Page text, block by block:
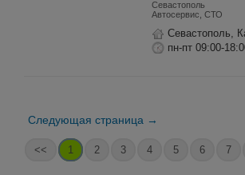
Севастополь
Автосервис, СТО
Севастополь,
пн-пт 09:00-
Следующая страница →
<< 1 2 3 4 5 6 7